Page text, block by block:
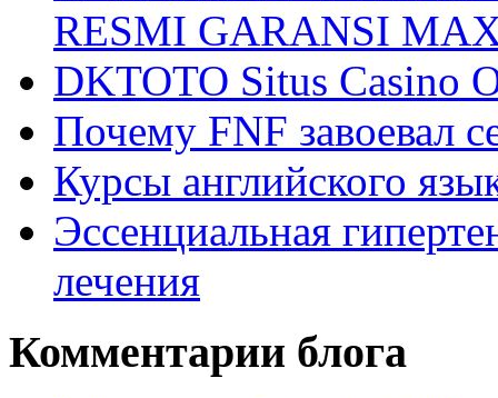
RESMI GARANSI
DKTOTO Situs Casino
Почему FNF завоевал
Курсы английского
Эссенциальная
лечения
Комментарии блога